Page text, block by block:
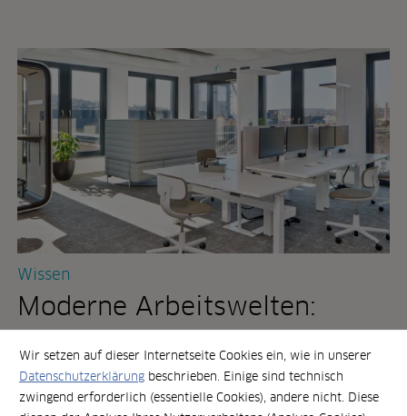
r
i
s
e
i
t
e
w
e
l
c
h
Wissen
Moderne Arbeitswelten:
Wann Ihr Büro nicht mehr zur
Nutzung passt
Wir setzen auf dieser Internetseite Cookies ein, wie in unserer
Datenschutzerklärung beschrieben. Einige sind technisch
zwingend erforderlich (essentielle Cookies), andere nicht. Diese